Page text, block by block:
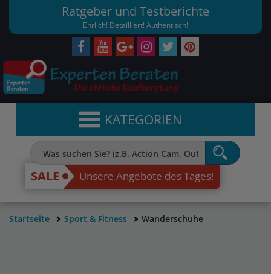
Ratgeber und Testberichte
Ehrlich! Detailliert! Authentisch!
KATEGORIEN
SALE Unsere Angebote des Tages!
Startseite Sport & Fitness Wanderschuhe